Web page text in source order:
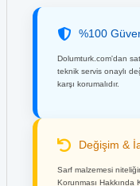
%100
Dolumturk.com'dan
teknik servis onaylı
karşı korumalıdır.
Değişim &
Sarf malzemesi
Korunması Hakkında